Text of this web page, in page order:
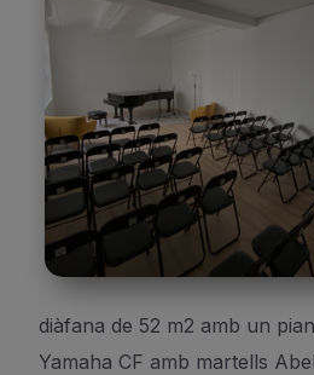
diàfana de 52 m2 amb un
Yamaha CF amb martells